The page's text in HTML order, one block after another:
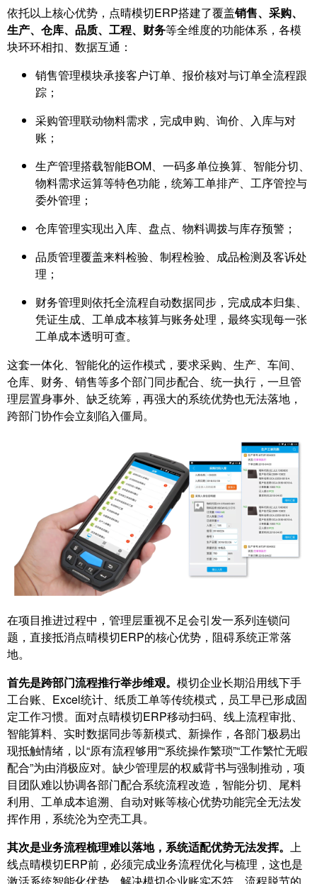
依托以上核心优势，点晴模切ERP搭建了覆盖销售、采购、
生产、仓库、品质、工程、财务等全维度的功能体系，各模
块环环相扣、数据互通：
销售管理模块承接客户订单、报价核对与订单全流程跟
踪；
采购管理联动物料需求，完成申购、询价、入库与对
账；
生产管理搭载智能BOM、一码多单位换算、智能分切、
物料需求运算等特色功能，统筹工单排产、工序管控与
委外管理；
仓库管理实现出入库、盘点、物料调拨与库存预警；
品质管理覆盖来料检验、制程检验、成品检测及客诉处
理；
财务管理则依托全流程自动数据同步，完成成本归集、
凭证生成、工单成本核算与账务处理，最终实现每一张
工单成本透明可查。
这套一体化、智能化的运作模式，要求采购、生产、车间、
仓库、财务、销售等多个部门同步配合、统一执行，一旦管
理层置身事外、缺乏统筹，再强大的系统优势也无法落地，
跨部门协作会立刻陷入僵局。
在项目推进过程中，管理层重视不足会引发一系列连锁问
题，直接抵消点晴模切ERP的核心优势，阻碍系统正常落
地。
首先是跨部门流程推行举步维艰。 模切企业长期沿用线下手
工台账、Excel统计、纸质工单等传统模式，员工早已形成固
定工作习惯。面对点晴模切ERP移动扫码、线上流程审批、
智能算料、实时数据同步等新模式、新操作，各部门极易出
现抵触情绪，以“原有流程够用”“系统操作繁琐”“工作繁忙无暇
配合”为由消极应对。缺少管理层的权威背书与强制推动，项
目团队难以协调各部门配合系统流程改造，智能分切、尾料
利用、工单成本追溯、自动对账等核心优势功能完全无法发
挥作用，系统沦为空壳工具。
其次是业务流程梳理难以落地，系统适配优势无法发挥。
上
线点晴模切ERP前，必须完成业务流程优化与梳理，这也是
激活系统智能化优势、解决模切企业账实不符、流程脱节的